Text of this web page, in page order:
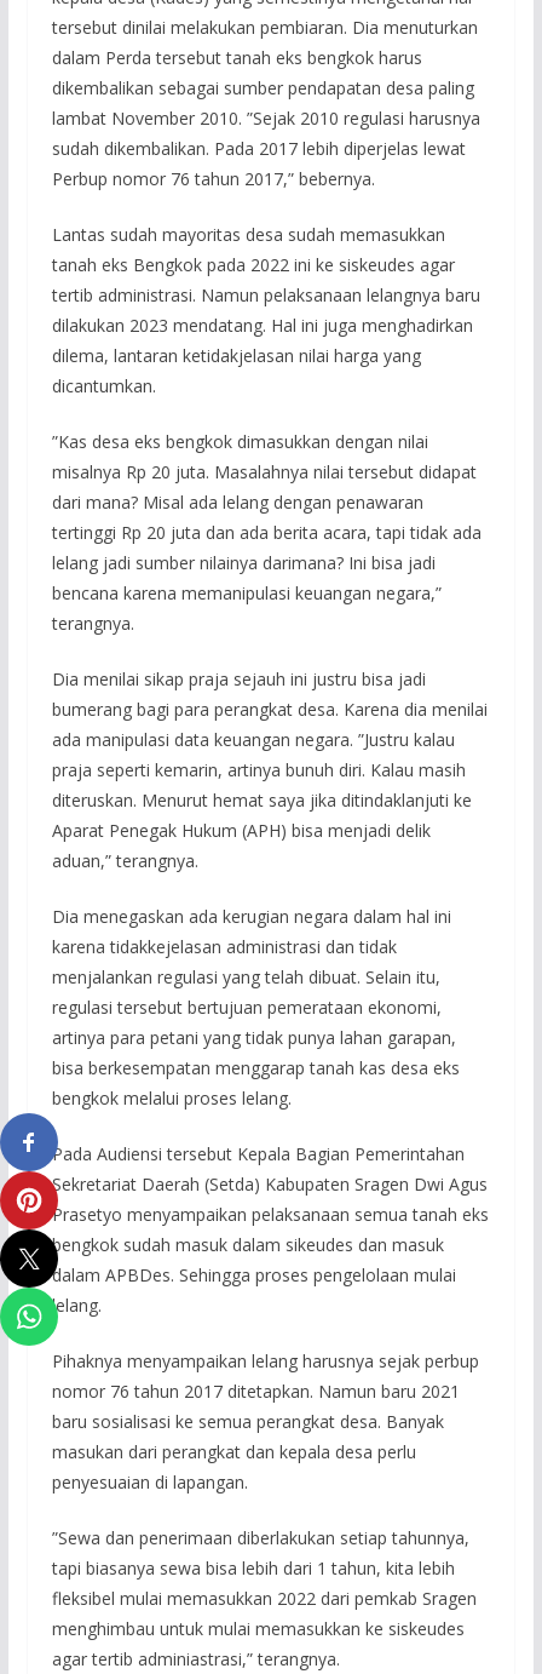
tersebut dinilai melakukan pembiaran. Dia menuturkan
dalam Perda tersebut tanah eks bengkok harus
dikembalikan sebagai sumber pendapatan desa paling
lambat November 2010. ”Sejak 2010 regulasi harusnya
sudah dikembalikan. Pada 2017 lebih diperjelas lewat
Perbup nomor 76 tahun 2017,” bebernya.
Lantas sudah mayoritas desa sudah memasukkan
tanah eks Bengkok pada 2022 ini ke siskeudes agar
tertib administrasi. Namun pelaksanaan lelangnya baru
dilakukan 2023 mendatang. Hal ini juga menghadirkan
dilema, lantaran ketidakjelasan nilai harga yang
dicantumkan.
”Kas desa eks bengkok dimasukkan dengan nilai
misalnya Rp 20 juta. Masalahnya nilai tersebut didapat
dari mana? Misal ada lelang dengan penawaran
tertinggi Rp 20 juta dan ada berita acara, tapi tidak ada
lelang jadi sumber nilainya darimana? Ini bisa jadi
bencana karena memanipulasi keuangan negara,”
terangnya.
Dia menilai sikap praja sejauh ini justru bisa jadi
bumerang bagi para perangkat desa. Karena dia menilai
ada manipulasi data keuangan negara. ”Justru kalau
praja seperti kemarin, artinya bunuh diri. Kalau masih
diteruskan. Menurut hemat saya jika ditindaklanjuti ke
Aparat Penegak Hukum (APH) bisa menjadi delik
aduan,” terangnya.
Dia menegaskan ada kerugian negara dalam hal ini
karena tidakkejelasan administrasi dan tidak
menjalankan regulasi yang telah dibuat. Selain itu,
regulasi tersebut bertujuan pemerataan ekonomi,
artinya para petani yang tidak punya lahan garapan,
bisa berkesempatan menggarap tanah kas desa eks
bengkok melalui proses lelang.
Pada Audiensi tersebut Kepala Bagian Pemerintahan
Sekretariat Daerah (Setda) Kabupaten Sragen Dwi Agus
Prasetyo menyampaikan pelaksanaan semua tanah eks
bengkok sudah masuk dalam sikeudes dan masuk
dalam APBDes. Sehingga proses pengelolaan mulai
lelang.
Pihaknya menyampaikan lelang harusnya sejak perbup
nomor 76 tahun 2017 ditetapkan. Namun baru 2021
baru sosialisasi ke semua perangkat desa. Banyak
masukan dari perangkat dan kepala desa perlu
penyesuaian di lapangan.
”Sewa dan penerimaan diberlakukan setiap tahunnya,
tapi biasanya sewa bisa lebih dari 1 tahun, kita lebih
fleksibel mulai memasukkan 2022 dari pemkab Sragen
menghimbau untuk mulai memasukkan ke siskeudes
agar tertib adminiastrasi,” terangnya.